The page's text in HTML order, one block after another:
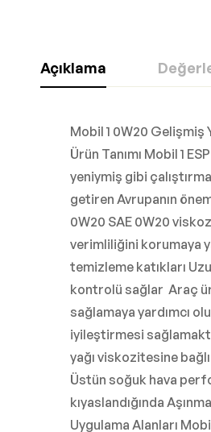
Açıklama
Mobil 1 0W20 Gelişmiş
Ürün Tanımı Mobil 1
yeniymiş gibi
getiren Avrupanın
0W20 SAE 0W20
verimliliğini korumaya
temizleme katıkları
kontrolü sağlar Araç
sağlamaya yardımcı
iyileştirmesi
yağı viskozitesine
Üstün soğuk hava
kıyaslandığında
Uygulama Alanları